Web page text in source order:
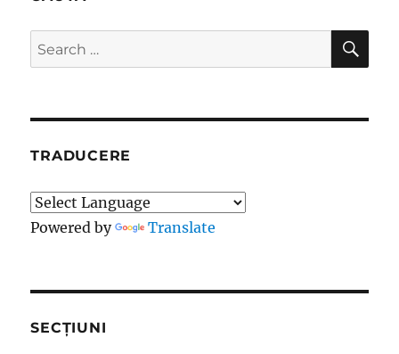
Search
for:
TRADUCERE
Powered by Translate
SECȚIUNI